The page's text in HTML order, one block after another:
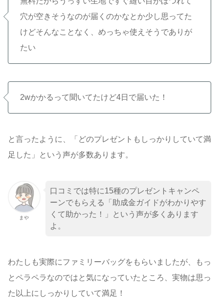
穴が空きそうなのが届くのかなとか少し思ってた
けどそんなことなく、めっちゃ使えそうでありが
たい
2wかかるって聞いてたけど4日で届いた！
と言ったように、「どのプレゼントもしっかりしていて満
足した」という声が多数あります。
まや
口コミでは特に15種のプレゼントキャンペ
ーンでもらえる「助成金ガイドがわかりやす
くて助かった！」という声が多くあります
よ。
わたしも実際にファミリーバッグをもらいましたが、もっ
とペラペラなのではと気になっていたところ、実物は思っ
た以上にしっかりしていて満足！